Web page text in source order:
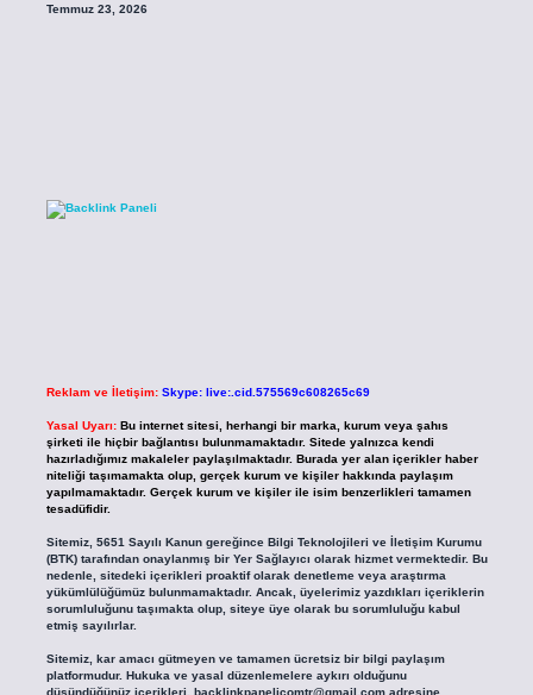
Temmuz 23, 2026
Reklam ve İletişim: Skype: live:.cid.575569c608265c69
Yasal Uyarı: Bu internet sitesi, herhangi bir marka, kurum veya şahıs
şirketi ile hiçbir bağlantısı bulunmamaktadır. Sitede yalnızca kendi
hazırladığımız makaleler paylaşılmaktadır. Burada yer alan içerikler haber
niteliği taşımamakta olup, gerçek kurum ve kişiler hakkında paylaşım
yapılmamaktadır. Gerçek kurum ve kişiler ile isim benzerlikleri tamamen
tesadüfidir.
Sitemiz, 5651 Sayılı Kanun gereğince Bilgi Teknolojileri ve İletişim Kurumu
(BTK) tarafından onaylanmış bir Yer Sağlayıcı olarak hizmet vermektedir. Bu
nedenle, sitedeki içerikleri proaktif olarak denetleme veya araştırma
yükümlülüğümüz bulunmamaktadır. Ancak, üyelerimiz yazdıkları içeriklerin
sorumluluğunu taşımakta olup, siteye üye olarak bu sorumluluğu kabul
etmiş sayılırlar.
Sitemiz, kar amacı gütmeyen ve tamamen ücretsiz bir bilgi paylaşım
platformudur. Hukuka ve yasal düzenlemelere aykırı olduğunu